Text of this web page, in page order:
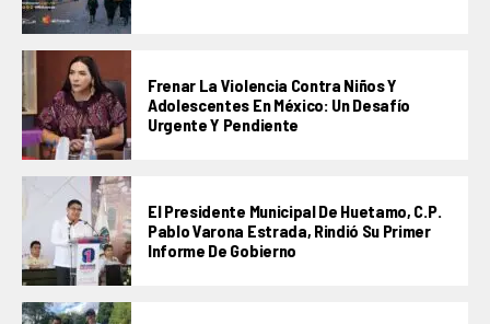
Frenar La Violencia Contra Niños Y
Adolescentes En México: Un Desafío
Urgente Y Pendiente
El Presidente Municipal De Huetamo, C.P.
Pablo Varona Estrada, Rindió Su Primer
Informe De Gobierno